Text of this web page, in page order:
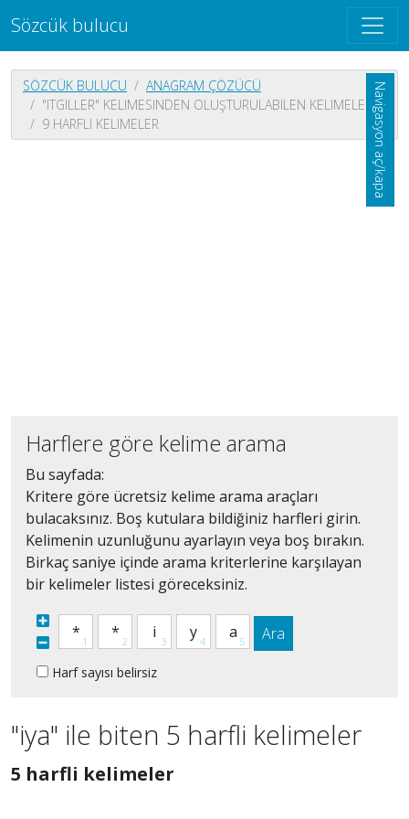
Sözcük bulucu
Navigasyon aç/kapa
SÖZCÜK BULUCU
ANAGRAM ÇÖZÜCÜ
"ITGILLER" KELIMESINDEN OLUŞTURULABILEN KELIMELER
9 HARFLI KELIMELER
Harflere göre kelime arama
Bu sayfada:
Kritere göre ücretsiz kelime arama araçları
bulacaksınız. Boş kutulara bildiğiniz harfleri girin.
Kelimenin uzunluğunu ayarlayın veya boş bırakın.
Birkaç saniye içinde arama kriterlerine karşılayan
bir kelimeler listesi göreceksiniz.
Ara
Harf sayısı belirsiz
"iya" ile biten 5 harfli kelimeler
5 harfli kelimeler